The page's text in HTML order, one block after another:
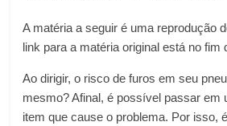
A matéria a seguir é uma reprodução
link para a matéria original está no fim
Ao dirigir, o risco de furos em seu
mesmo? Afinal, é possível passar em
item que cause o problema. Por isso,